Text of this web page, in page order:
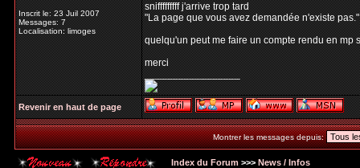
Inscrit le: 23 Juil 2007
Messages: 7
Localisation: limoges
snifffffffff j'arrive trop tard
"La page que vous avez demandée n'existe pas."
quelqu'un peut me faire un compte rendu en mp
merci
_________________
Revenir en haut de page
Montrer les messages depuis:
Index du Forum >>> News / Infos